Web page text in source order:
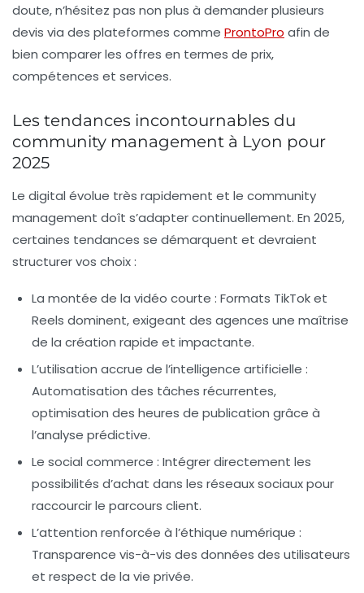
doute, n’hésitez pas non plus à demander plusieurs
devis via des plateformes comme ProntoPro afin de
bien comparer les offres en termes de prix,
compétences et services.
Les tendances incontournables du
community management à Lyon pour
2025
Le digital évolue très rapidement et le community
management doît s’adapter continuellement. En 2025,
certaines tendances se démarquent et devraient
structurer vos choix :
La montée de la vidéo courte : Formats TikTok et
Reels dominent, exigeant des agences une maîtrise
de la création rapide et impactante.
L’utilisation accrue de l’intelligence artificielle :
Automatisation des tâches récurrentes,
optimisation des heures de publication grâce à
l’analyse prédictive.
Le social commerce : Intégrer directement les
possibilités d’achat dans les réseaux sociaux pour
raccourcir le parcours client.
L’attention renforcée à l’éthique numérique :
Transparence vis-à-vis des données des utilisateurs
et respect de la vie privée.